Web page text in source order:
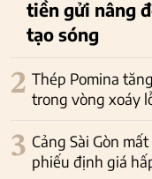
tiền gửi nâng
tạo sóng
2 Thép Pomina
trong vòng xoáy
3 Cảng Sài Gòn
phiếu định giá